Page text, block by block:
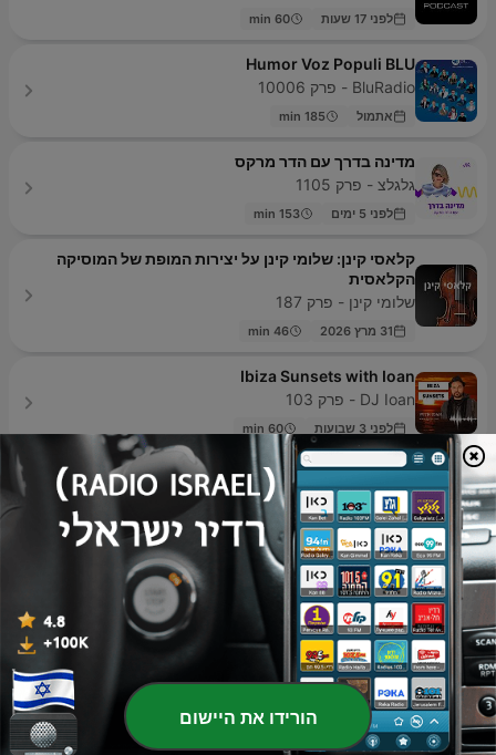
לפני 17 שעות 60 min
Humor Voz Populi BLU
BluRadio - פרק 10006
אתמול 185 min
מדינה בדרך עם הדר מרקס
גלגלצ - פרק 1105
לפני 5 ימים 153 min
קלאסי קינן: שלומי קינן על יצירות המופת של המוסיקה
הקלאסית
שלומי קינן - פרק 187
31 מרץ 2026 46 min
Ibiza Sunsets with Ioan
DJ Ioan - פרק 103
לפני 3 שבועות 60 min
La Story Nostalgie
Nostalgie France - פרק 2
06 אוג' 2025
מיטל שבח
גלגלצ - פרק 100
24 יולי 2020
שנות התשעים הקשוחות
הטחנה | רדיו בנימינה - פרק 32
87 min
הורידו את היישום